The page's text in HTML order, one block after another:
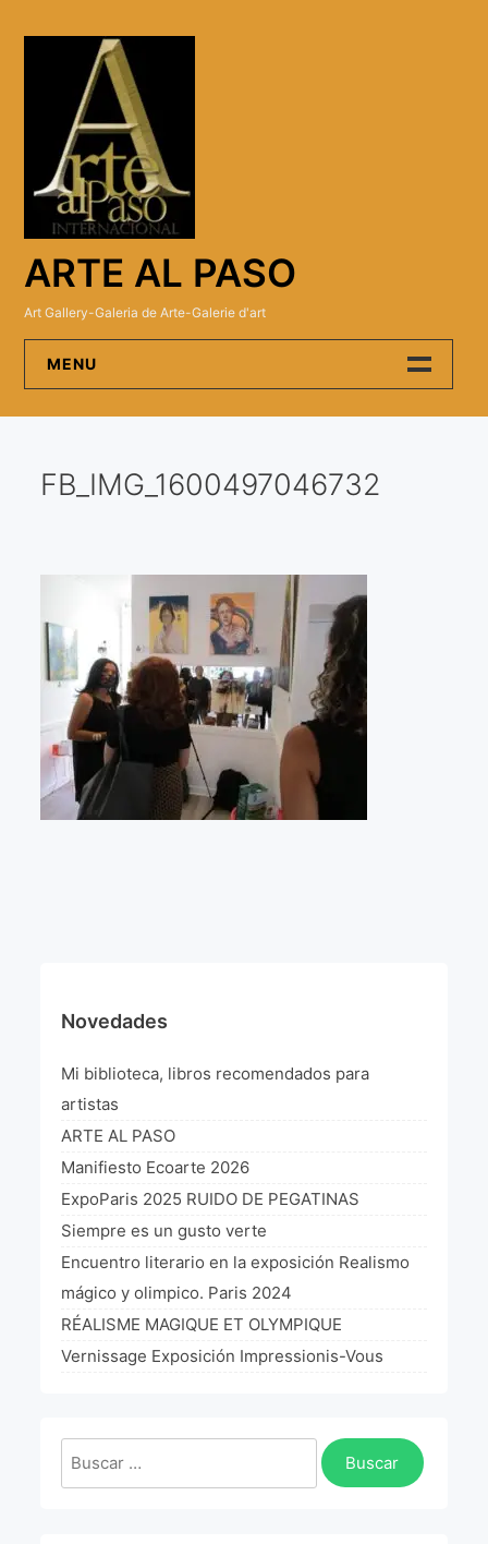
ARTE AL PASO
Art Gallery-Galeria de Arte-Galerie d'art
MENU
Artistas
Visitas a los ateliers o talleres de artistas
Presse
Qué dicen de nosotros?
Aviso legal
Política de cookies
Expositions
¡VIVE Molière! Un hommage latino-américain à
Molière 2022
Exposición París 2021 “Traverser ton miroir” «A
través de tu espejo»
La Formule de l’art París 2020
L’art Colombien à Paris 2019
L’art Latino-américain à Paris 2019
Reflecting Source. NY 2019
«Sincronías con sentido» Bogotá Colombia 2019
«Huellas trashumantes» New York 2018
La Fórmula Científica Del Arte
FB_IMG_1600497046732
Novedades
Mi biblioteca, libros recomendados para
artistas
ARTE AL PASO
Manifiesto Ecoarte 2026
ExpoParis 2025 RUIDO DE PEGATINAS
Siempre es un gusto verte
Encuentro literario en la exposición Realismo
mágico y olimpico. Paris 2024
RÉALISME MAGIQUE ET OLYMPIQUE
Vernissage Exposición Impressionis-Vous
Buscar: